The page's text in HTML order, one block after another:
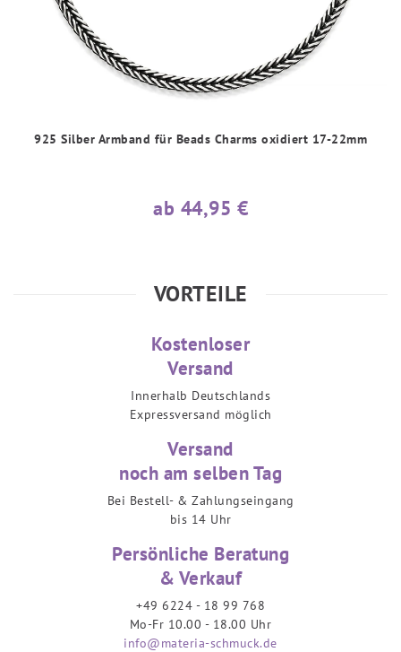
925 Silber Armband für Beads Charms oxidiert 17-22mm
ab 44,95 €
VORTEILE
Kostenloser
Versand
Innerhalb Deutschlands
Expressversand möglich
Versand
noch am selben Tag
Bei Bestell- & Zahlungseingang
bis 14 Uhr
Persönliche Beratung
& Verkauf
+49 6224 - 18 99 768
Mo-Fr 10.00 - 18.00 Uhr
info@materia-schmuck.de